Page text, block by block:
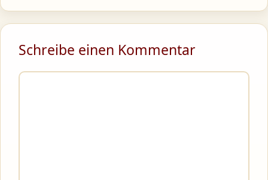
Schreibe einen Kommentar
Kommentar